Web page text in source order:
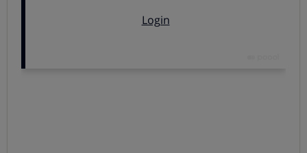
Cuando las previsiones son demenor crecimiento